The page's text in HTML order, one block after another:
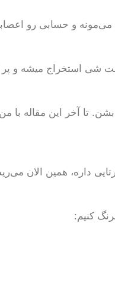
و حسابی رو
شی استخراج میشه و پر
تا آخر این مقاله با
داره، همین الان
کنیم: